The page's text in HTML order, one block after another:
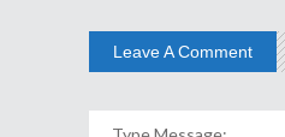
Leave A Comment